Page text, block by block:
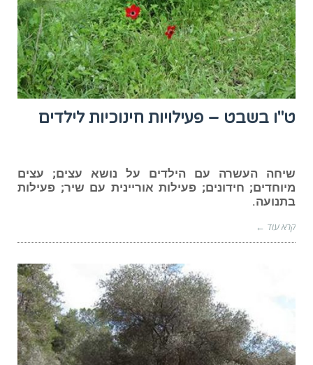
ט"ו בשבט – פעילויות חינוכיות לילדים
שיחה העשרה עם הילדים על נושא עצים; עצים
מיוחדים; חידונים; פעילות אוריינית עם שיר; פעילות
בתנועה.
קרא עוד ←